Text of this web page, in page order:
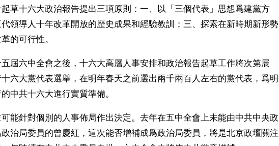
草十六大政治報告提出三項原則：一、以「三個代表」思想爲建黨方
領導人十年改革開放的歷史成果和經驗教訓；三、探索在新時期新形勢
的可行性。
屆六中全會之後，十六大高層人事安排和政治報告起草工作將次第展
六大黨代表選舉，在明年春天之前選出兩千兩百人左右的黨代表，爲明
中共十六大進行實質準備。
能針對個別的人事佈局作出決定。去年在五中全會上未能由中共中央政
治局委員的曾慶紅，這次能否增補成爲政治局委員，將是北京政壇關注